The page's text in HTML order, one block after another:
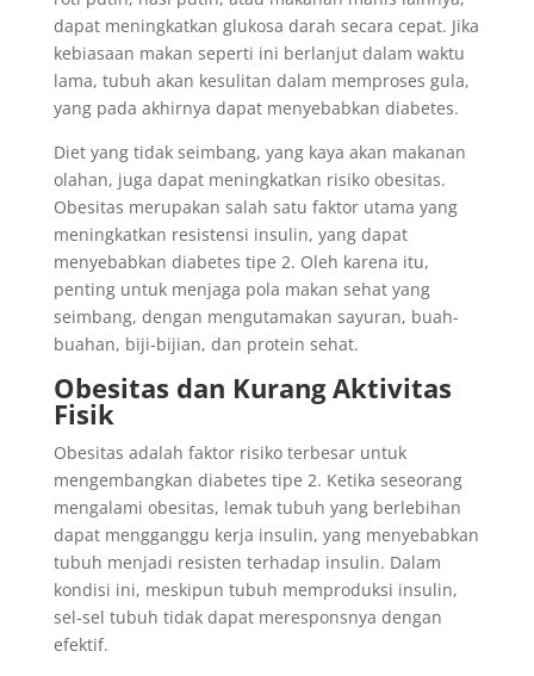
dapat meningkatkan glukosa darah secara cepat. Jika
kebiasaan makan seperti ini berlanjut dalam waktu
lama, tubuh akan kesulitan dalam memproses gula,
yang pada akhirnya dapat menyebabkan diabetes.
Diet yang tidak seimbang, yang kaya akan makanan
olahan, juga dapat meningkatkan risiko obesitas.
Obesitas merupakan salah satu faktor utama yang
meningkatkan resistensi insulin, yang dapat
menyebabkan diabetes tipe 2. Oleh karena itu,
penting untuk menjaga pola makan sehat yang
seimbang, dengan mengutamakan sayuran, buah-
buahan, biji-bijian, dan protein sehat.
Obesitas dan Kurang Aktivitas
Fisik
Obesitas adalah faktor risiko terbesar untuk
mengembangkan diabetes tipe 2. Ketika seseorang
mengalami obesitas, lemak tubuh yang berlebihan
dapat mengganggu kerja insulin, yang menyebabkan
tubuh menjadi resisten terhadap insulin. Dalam
kondisi ini, meskipun tubuh memproduksi insulin,
sel-sel tubuh tidak dapat meresponsnya dengan
efektif.